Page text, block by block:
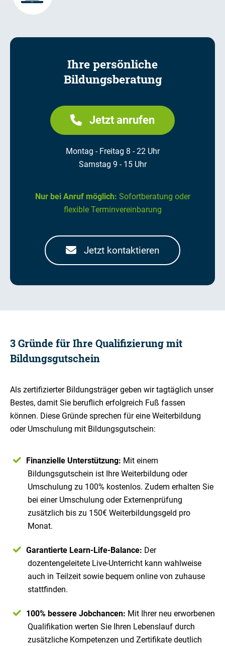
Ihre persönliche
Bildungsberatung
Jetzt anrufen
Montag - Freitag 8 - 22 Uhr
Samstag 9 - 15 Uhr
Nur bei Anruf möglich: Sofortberatung oder
flexible Terminvereinbarung
Jetzt kontaktieren
3 Gründe für Ihre Qualifizierung mit
Bildungsgutschein
Als zertifizierter Bildungsträger geben wir tagtäglich unser
Bestes, damit Sie beruflich erfolgreich Fuß fassen
können. Diese Gründe sprechen für eine Weiterbildung
oder Umschulung mit Bildungsgutschein:
Finanzielle Unterstützung: Mit einem
Bildungsgutschein ist Ihre Weiterbildung oder
Umschulung zu 100% kostenlos. Zudem erhalten Sie
bei einer Umschulung oder Externenprüfung
zusätzlich bis zu 150€ Weiterbildungsgeld pro
Monat.
Garantierte Learn-Life-Balance: Der
dozentengeleitete Live-Unterricht kann wahlweise
auch in Teilzeit sowie bequem online von zuhause
stattfinden.
100% bessere Jobchancen: Mit Ihrer neu erworbenen
Qualifikation werten Sie Ihren Lebenslauf durch
zusätzliche Kompetenzen und Zertifikate deutlich